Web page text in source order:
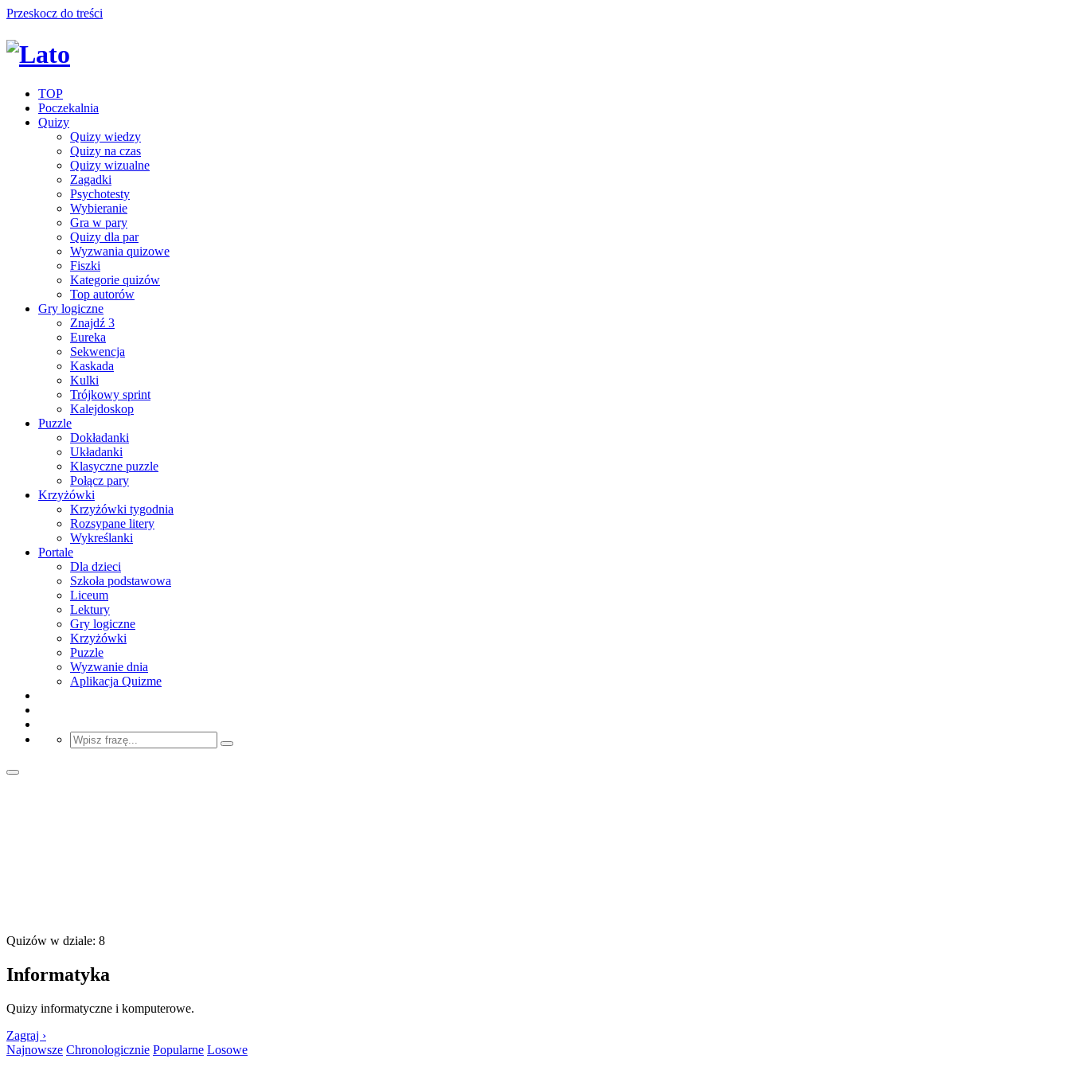
Przeskocz do treści
TOP
Poczekalnia
Quizy
Quizy wiedzy
Quizy na czas
Quizy wizualne
Zagadki
Psychotesty
Wybieranie
Gra w pary
Quizy dla par
Wyzwania quizowe
Fiszki
Kategorie quizów
Top autorów
Gry logiczne
Znajdź 3
Eureka
Sekwencja
Kaskada
Kulki
Trójkowy sprint
Kalejdoskop
Puzzle
Dokładanki
Układanki
Klasyczne puzzle
Połącz pary
Krzyżówki
Krzyżówki tygodnia
Rozsypane litery
Wykreślanki
Portale
Dla dzieci
Szkoła podstawowa
Liceum
Lektury
Gry logiczne
Krzyżówki
Puzzle
Wyzwanie dnia
Aplikacja Quizme
Quizów w dziale: 8
Informatyka
Quizy informatyczne i komputerowe.
Zagraj ›
Najnowsze Chronologicznie Popularne Losowe